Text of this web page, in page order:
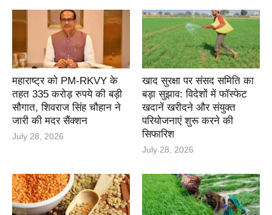
महाराष्ट्र को PM-RKVY के
तहत 335 करोड़ रुपये की बड़ी
सौगात, शिवराज सिंह चौहान ने
जारी की मदर सैंक्शन
July 28, 2026
खाद सुरक्षा पर संसद समिति का
बड़ा सुझाव: विदेशों में फॉस्फेट
खदानें खरीदने और संयुक्त
परियोजनाएं शुरू करने की
सिफारिश
July 28, 2026